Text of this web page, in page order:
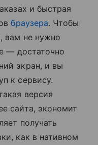
и быстрая
браузера. Чтобы
вам не нужно
— достаточно
экран, и вы
к сервису.
версия
сайта, экономит
получать
как в нативном